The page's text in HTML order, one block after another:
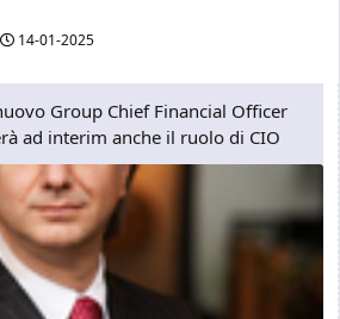
14-01-2025
Group Chief Financial Officer
ad interim anche il ruolo di CIO